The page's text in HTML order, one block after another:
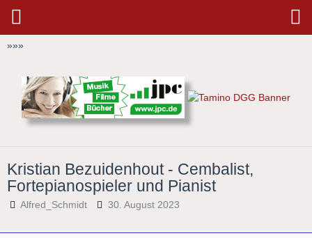
»»»
Kristian Bezuidenhout - Cembalist,
Fortepianospieler und Pianist
Alfred_Schmidt 30. August 2023